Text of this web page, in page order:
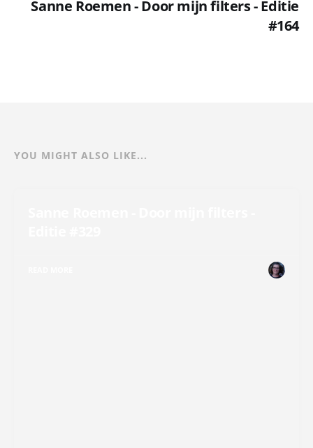
Sanne Roemen - Door mijn filters - Editie
#164
YOU MIGHT ALSO LIKE...